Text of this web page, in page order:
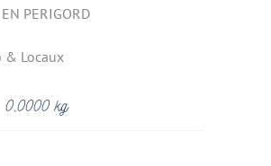
PERIGORD
& Locaux
0,0000 kg